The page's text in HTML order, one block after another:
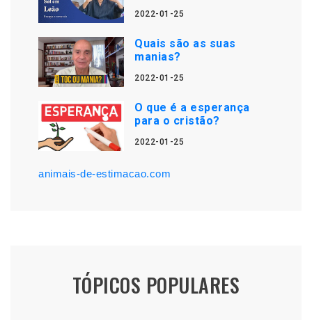
2022-01-25
Quais são as suas
manias?
2022-01-25
O que é a esperança
para o cristão?
2022-01-25
animais-de-estimacao.com
TÓPICOS POPULARES